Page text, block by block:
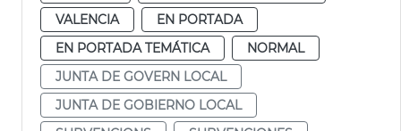
VALENCIA
EN PORTADA
EN PORTADA TEMÁTICA
NORMAL
JUNTA DE GOVERN LOCAL
JUNTA DE GOBIERNO LOCAL